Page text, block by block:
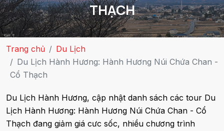
THẠCH
Trang chủ
Du Lịch
Du Lịch Hành Hương: Hành Hương Núi Chứa Chan -
Cổ Thạch
Du Lịch Hành Hương, cập nhật danh sách các tour Du
Lịch Hành Hương: Hành Hương Núi Chứa Chan - Cổ
Thạch đang giảm giá cưc sốc, nhiều chương trình